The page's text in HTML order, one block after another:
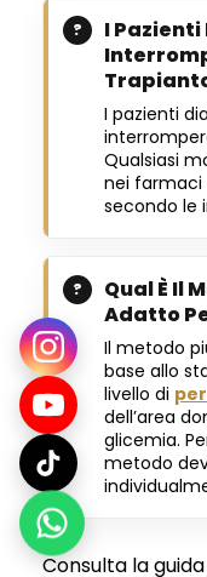
I
I pazienti
Qualsiasi
nei
secondo le
Qual È Il
Adatto
Il metodo
base allo
livello di
dell’area
glicemia.
metodo
Consulta la